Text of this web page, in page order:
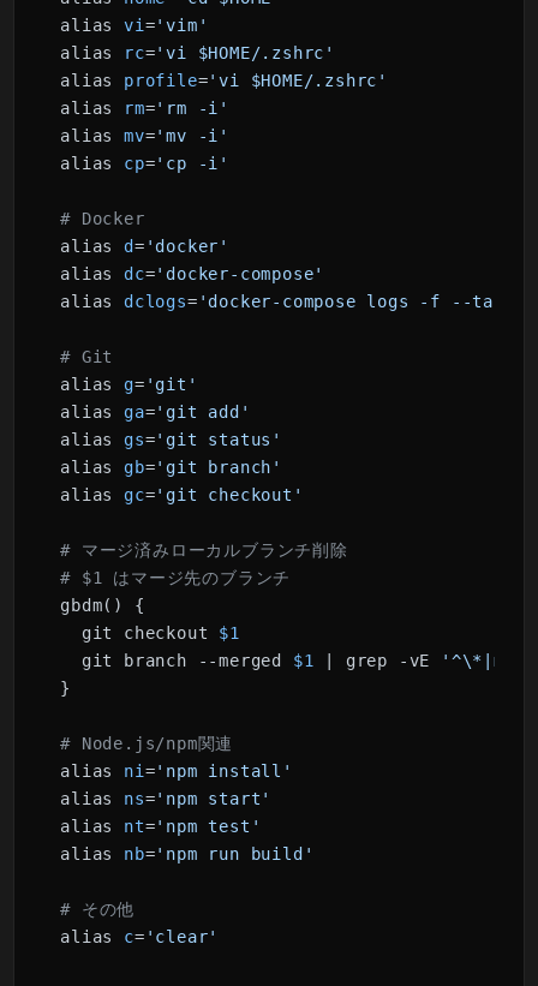
alias vi ='vim'
alias
rc='vi $HOME/.zshrc'
alias profile='vi $HOME/.zshrc'
alias
rm='rm -i'
alias mv='mv -i'
alias cp='cp -i'
# Docker
alias d= 'docker'
alias dc='docker-compose'
alias dclogs= 'docker-compose logs -f --
# Git
alias g= 'git'
alias ga='git add'
alias gs='git status'
alias gb='git branch'
alias gc='git checkout'
# マージ済みローカルブランチ削除
# $1 はマージ先のブランチ
gbdm() {
  git checkout
$1
  git branch --merged
$1 | grep -vE
}
# Node.js/npm関連
alias ni ='npm install'
alias ns='npm start'
alias nt='npm test'
alias nb='npm run build'
# その他
alias c= 'clear'